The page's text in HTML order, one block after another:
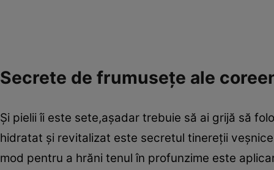
Secrete de frumuseţe ale
Şi pielii îi este sete,aşadar trebuie să ai grijă să
hidratat şi revitalizat este secretul tinereţii
mod pentru a hrăni tenul în profunzime este